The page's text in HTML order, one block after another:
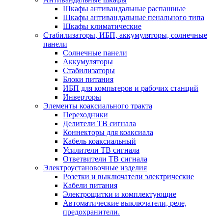
Шкафы антивандальные распашные
Шкафы антивандальные пенального типа
Шкафы климатические
Стабилизаторы, ИБП, аккумуляторы, солнечные
панели
Солнечные панели
Аккумуляторы
Стабилизаторы
Блоки питания
ИБП для компьтеров и рабочих станций
Инверторы
Элементы коаксиального тракта
Переходники
Делители ТВ сигнала
Коннекторы для коаксиала
Кабель коаксиальный
Усилители ТВ сигнала
Ответвители ТВ сигнала
Электроустановочные изделия
Розетки и выключатели электрические
Кабели питания
Электрощитки и комплектующие
Автоматические выключатели, реле,
предохранители.